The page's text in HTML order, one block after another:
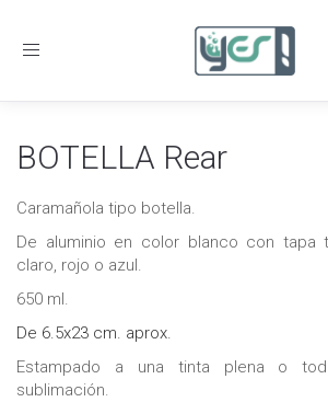
Toggle
BOTELLA Rear
Caramañola tipo botella.
De aluminio en color blanco con tapa
claro, rojo o azul.
650 ml.
De 6.5x23 cm. aprox.
Estampado a una tinta plena o
sublimación.